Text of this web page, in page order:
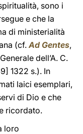
sono i
e che la
di ministerialità
(cf.Ad Gentes,
dell’A. C.
1322 s.). In
laici esemplari,
di Dio e che
ricordato.
loro